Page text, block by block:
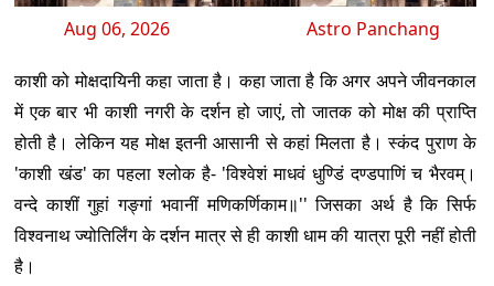
Aug 06, 2026 Astro Panchang
काशी को मोक्षदायिनी कहा जाता है। कहा जाता है कि अगर अपने जीवनकाल
में एक बार भी काशी नगरी के दर्शन हो जाएं, तो जातक को मोक्ष की प्राप्ति
होती है। लेकिन यह मोक्ष इतनी आसानी से कहां मिलता है। स्कंद पुराण के
'काशी खंड' का पहला श्लोक है- 'विश्वेशं माधवं धुण्डिं दण्डपाणिं च भैरवम्।
वन्दे काशीं गुहां गङ्गां भवानीं मणिकर्णिकाम॥'' जिसका अर्थ है कि सिर्फ
विश्वनाथ ज्योतिर्लिंग के दर्शन मात्र से ही काशी धाम की यात्रा पूरी नहीं होती
है।